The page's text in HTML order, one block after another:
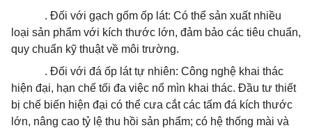
. Đối với gạch gốm ốp lát: Có thể sản xuất nhiều
loại sản phẩm với kích thước lớn, đảm bảo các tiêu chuẩn,
quy chuẩn kỹ thuật về môi trường.
. Đối với đá ốp lát tự nhiên: Công nghệ khai thác
hiện đại, hạn chế tối đa việc nổ mìn khai thác. Đầu tư thiết
bị chế biến hiện đại có thể cưa cắt các tấm đá kích thước
lớn, nâng cao tỷ lệ thu hồi sản phẩm; có hệ thống mài và